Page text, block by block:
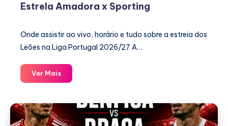
Estrela Amadora x Sporting
Onde assistir ao vivo, horário e tudo sobre a estreia dos
Leões na Liga Portugal 2026/27 A…
Ver MaisEstrela
Amadora
Sporting